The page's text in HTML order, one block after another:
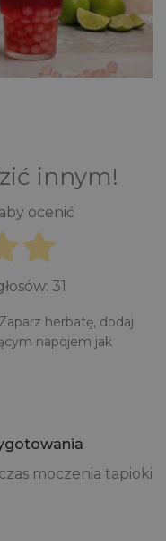
innym!
ocenić
31
herbatę, dodaj
napojem jak
moczenia tapioki